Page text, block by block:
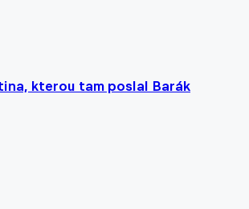
kterou tam poslal Barák